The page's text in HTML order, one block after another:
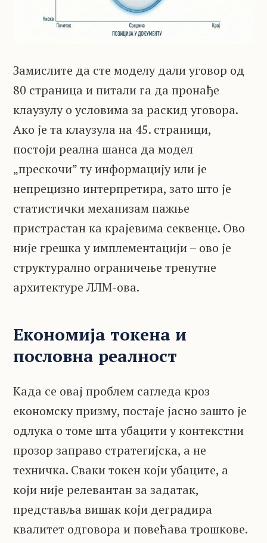
Замислите да сте моделу дали уговор од
80 страница и питали га да пронађе
клаузулу о условима за раскид уговора.
Ако је та клаузула на 45. страници,
постоји реална шанса да модел
„прескочи” ту информацију или је
непрецизно интерпретира, зато што је
статистички механизам пажње
пристрастан ка крајевима секвенце. Ово
није грешка у имплементацији – ово је
структурално ограничење тренутне
архитектуре ЛЛМ-ова.
Економија токена и
пословна реалност
Када се овај проблем сагледа кроз
економску призму, постаје јасно зашто је
одлука о томе шта убацити у контекстни
прозор заправо стратегијска, а не
техничка. Сваки токен који убаците, а
који није релевантан за задатак,
представља вишак који деградира
квалитет одговора и повећава трошкове.